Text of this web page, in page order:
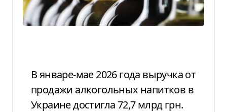
В январе-мае 2026 года выручка от
продажи алкогольных напитков в
Украине достигла 72,7 млрд грн.